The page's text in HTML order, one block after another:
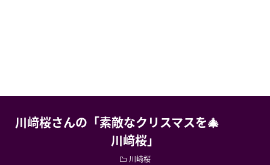
川﨑桜さんの「素敵なクリスマスを🎄
川﨑桜」
川﨑桜